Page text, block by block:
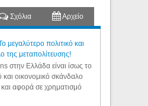
Σχόλια Αρχείο
μεγαλύτερο πολιτικό και
της μεταπολίτευσης!
στην Ελλάδα είναι ίσως το
και οικονομικό σκάνδαλο
αφορά σε χρηματισμό